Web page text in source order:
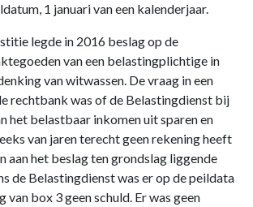
1 januari van een kalenderjaar.
legde in 2016 beslag op de
van een belastingplichtige in
van witwassen. De vraag in een
rechtbank was of de Belastingdienst bij
het belastbaar inkomen uit sparen en
van jaren terecht geen rekening heeft
aan het beslag ten grondslag liggende
de Belastingdienst was er op de peildata
van box 3 geen schuld. Er was geen